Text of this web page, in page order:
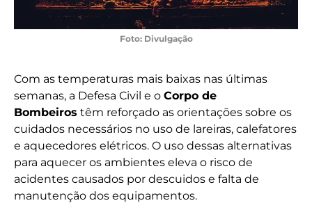
Foto: Divulgação
Com as temperaturas mais baixas nas últimas
semanas, a Defesa Civil e o Corpo de
Bombeiros têm reforçado as orientações sobre os
cuidados necessários no uso de lareiras, calefatores
e aquecedores elétricos. O uso dessas alternativas
para aquecer os ambientes eleva o risco de
acidentes causados por descuidos e falta de
manutenção dos equipamentos.